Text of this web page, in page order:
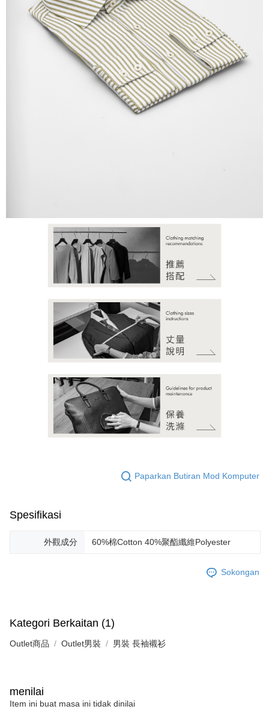
Paparkan Butiran Mod Komputer
Spesifikasi
外觀成分 60%棉Cotton 40%聚酯纖維Polyester
Sokongan
Kategori Berkaitan (1)
Outlet商品 Outlet男裝 男裝 長袖襯衫
menilai
Item ini buat masa ini tidak dinilai